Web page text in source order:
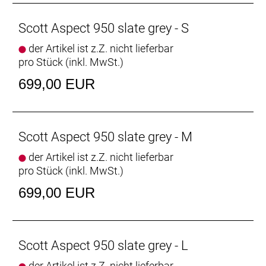
Scott Aspect 950 slate grey - S
der Artikel ist z.Z. nicht lieferbar
pro Stück (inkl. MwSt.)
699,00 EUR
Scott Aspect 950 slate grey - M
der Artikel ist z.Z. nicht lieferbar
pro Stück (inkl. MwSt.)
699,00 EUR
Scott Aspect 950 slate grey - L